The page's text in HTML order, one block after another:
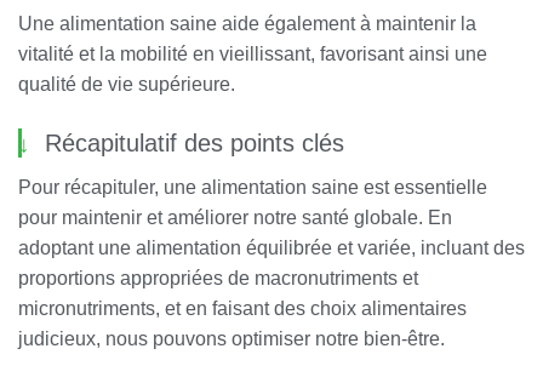
Une alimentation saine aide également à maintenir la
vitalité et la mobilité en vieillissant, favorisant ainsi une
qualité de vie supérieure.
Récapitulatif des points clés
Pour récapituler, une alimentation saine est essentielle
pour maintenir et améliorer notre santé globale. En
adoptant une alimentation équilibrée et variée, incluant des
proportions appropriées de macronutriments et
micronutriments, et en faisant des choix alimentaires
judicieux, nous pouvons optimiser notre bien-être.